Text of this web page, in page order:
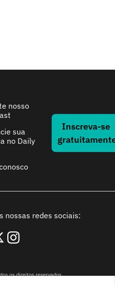
nosso
sua
no Daily
Inscreva-se
nossas redes sociais:
os direitos reservados.